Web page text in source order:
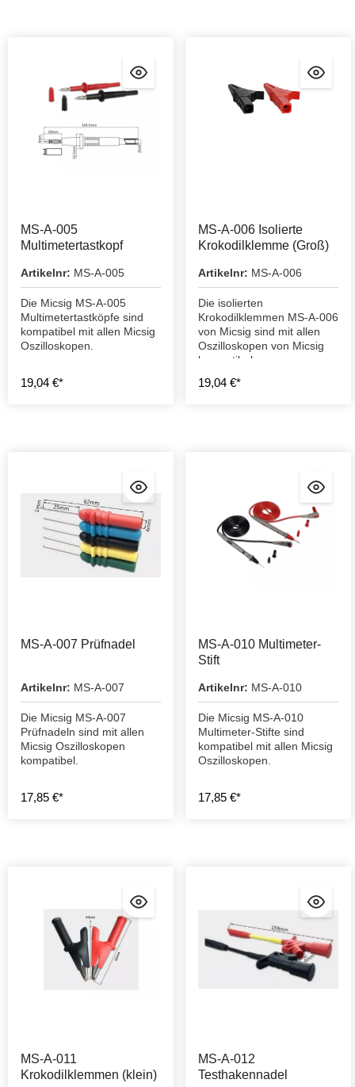
MS-A-005
Multimetertastkopf
Artikelnr: MS-A-005
Die Micsig MS-A-005
Multimetertastköpfe sind
kompatibel mit allen Micsig
Oszilloskopen.
19,04 €*
MS-A-006 Isolierte
Krokodilklemme (Groß)
Artikelnr: MS-A-006
Die isolierten
Krokodilklemmen MS-A-006
von Micsig sind mit allen
Oszilloskopen von Micsig
kompatibel
19,04 €*
MS-A-007 Prüfnadel
Artikelnr: MS-A-007
Die Micsig MS-A-007
Prüfnadeln sind mit allen
Micsig Oszilloskopen
kompatibel.
17,85 €*
MS-A-010 Multimeter-
Stift
Artikelnr: MS-A-010
Die Micsig MS-A-010
Multimeter-Stifte sind
kompatibel mit allen Micsig
Oszilloskopen.
17,85 €*
MS-A-011
Krokodilklemmen (klein)
MS-A-012
Testhakennadel